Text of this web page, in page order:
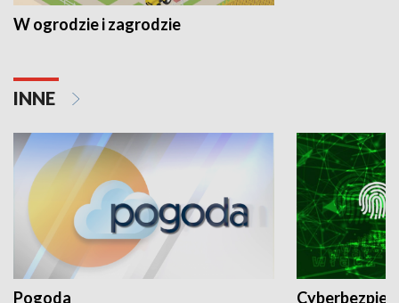
W ogrodzie i zagrodzie
INNE
Pogoda